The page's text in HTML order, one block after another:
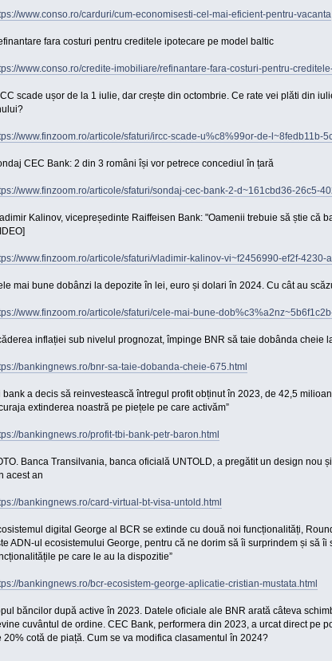
www.conso.ro/carduri/cum-economisesti-cel-mai-eficient-pentru-vacanta
fara costuri pentru creditele ipotecare pe model baltic
www.conso.ro/credite-imobiliare/refinantare-fara-costuri-pentru-
scade ușor de la 1 iulie, dar crește din octombrie. Ce rate vei plăti din
www.finzoom.ro/articole/sfaturi/ircc-scade-u%c8%99or-de-l~8fedb11b-
CEC Bank: 2 din 3 români își vor petrece concediul în țară
www.finzoom.ro/articole/sfaturi/sondaj-cec-bank-2-d~161cbd36-26c5-
Kalinov, vicepreședinte Raiffeisen Bank: "Oamenii trebuie să știe că
www.finzoom.ro/articole/sfaturi/vladimir-kalinov-vi~f2456990-ef2f-4230-
mai bune dobânzi la depozite în lei, euro și dolari în 2024. Cu cât au
www.finzoom.ro/articole/sfaturi/cele-mai-bune-
inflației sub nivelul prognozat, împinge BNR să taie dobânda cheie
bankingnews.ro/bnr-sa-taie-dobanda-cheie-675.html
bank a decis să reinvestească întregul profit obținut în 2023, de 42,5
extinderea noastră pe piețele pe care activăm”
bankingnews.ro/profit-tbi-bank-petr-baron.html
Banca Transilvania, banca oficială UNTOLD, a pregătit un design nou
acest an
bankingnews.ro/card-virtual-bt-visa-untold.html
digital George al BCR se extinde cu două noi funcționalități,
ADN-ul ecosistemului George, pentru că ne dorim să îi surprindem și să
pe care le au la dispozitie”
bankingnews.ro/bcr-ecosistem-george-aplicatie-cristian-mustata.html
băncilor după active în 2023. Datele oficiale ale BNR arată câteva
cuvântul de ordine. CEC Bank, performera din 2023, a urcat direct pe
20% cotă de piață. Cum se va modifica clasamentul în 2024?